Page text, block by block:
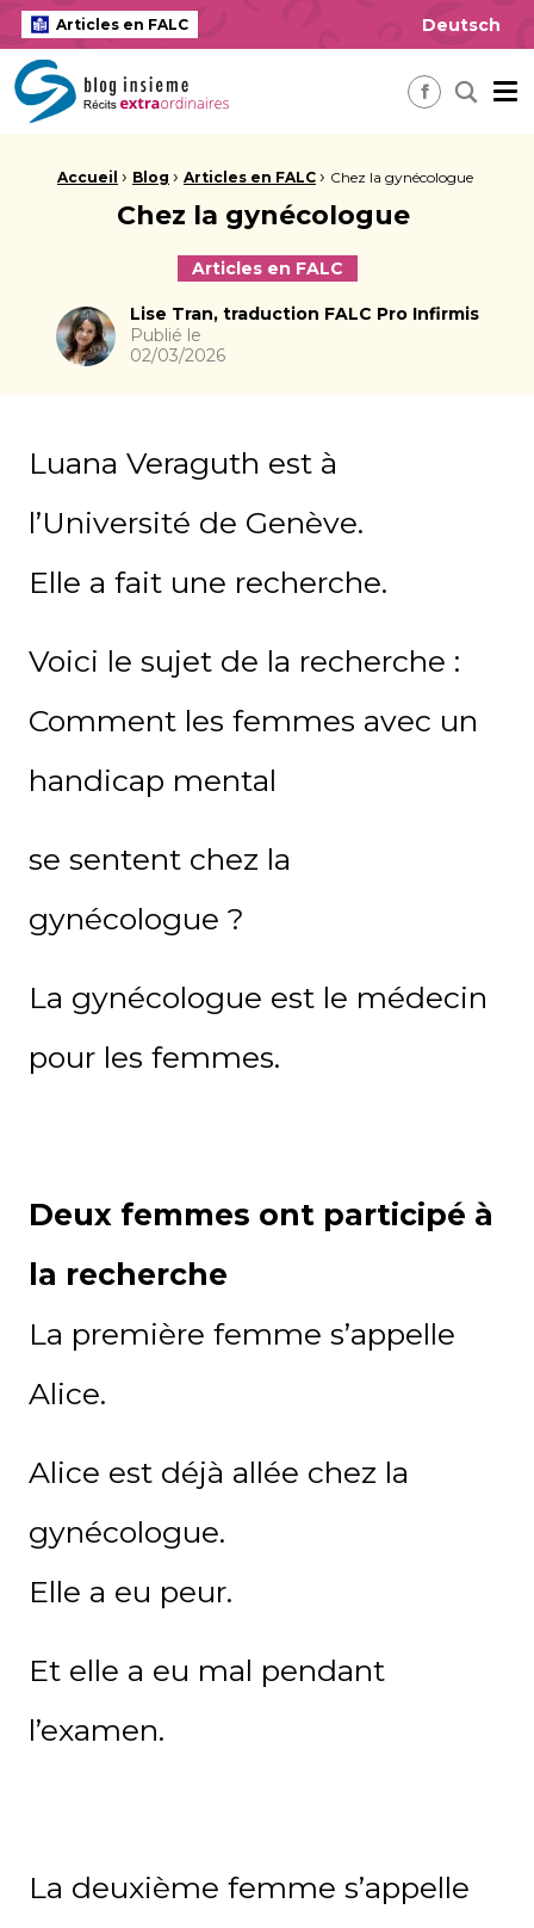
Articles en FALC Deutsch
insieme Blog Alles ausser gewöhnlich
Facebook
Fil d'Ariane :
Accueil › Blog › Articles en FALC › Chez la gynécologue
Chez la gynécologue
Articles en FALC
Auteur
Lise Tran, traduction FALC Pro Infirmis
Publié le
02/03/2026
Luana Veraguth est à
l’Université de Genève.
Elle a fait une recherche.
Voici le sujet de la recherche :
Comment les femmes avec un
handicap mental
se sentent chez la
gynécologue ?
La gynécologue est le médecin
pour les femmes.
Deux femmes ont participé à
la recherche
La première femme s’appelle
Alice.
Alice est déjà allée chez la
gynécologue.
Elle a eu peur.
Et elle a eu mal pendant
l’examen.
La deuxième femme s’appelle